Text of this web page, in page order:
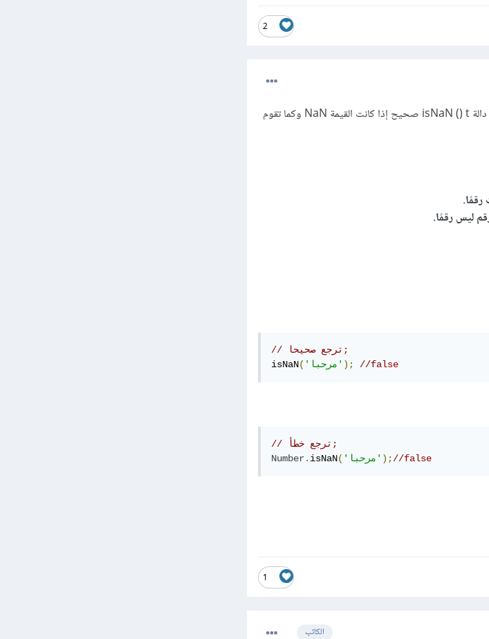
2
NaN في JavaScript اختصار لـ "Not-a-Number" ، ترجع دالة isNaN () t صحيح إذا كانت القيمة NaN وكما تقوم
// ترجع صحيحا;
isNaN( 'مرحبا' ); //false
// ترجع خطأ;
Number. isNaN( 'مرحبا' );//false
1
الكاتب